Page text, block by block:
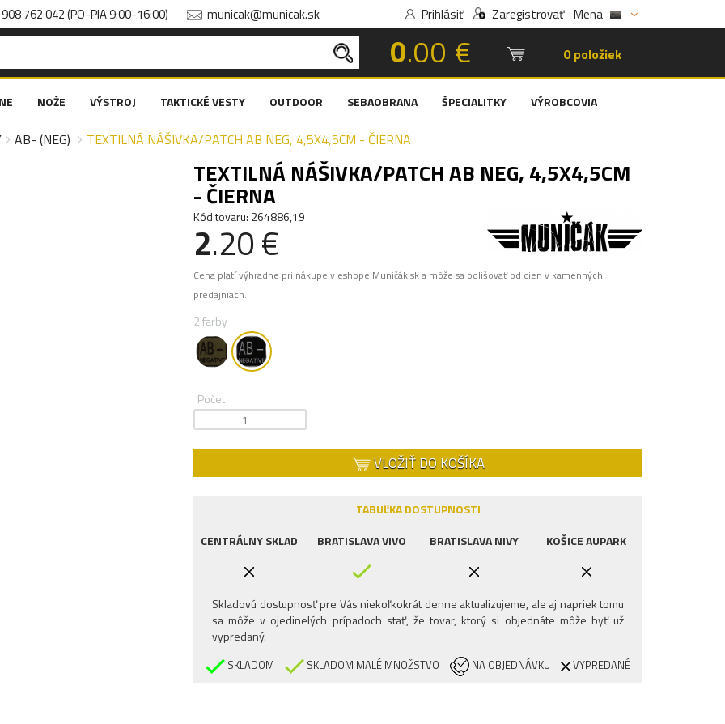
762 042 (PO-PIA 9:00-16:00) municak@municak.sk Prihlásiť Zaregistrovať Mena
0.00 € 0 položiek
NOŽE VÝSTROJ TAKTICKÉ VESTY OUTDOOR SEBAOBRANA ŠPECIALITKY VÝROBCOVIA
AB- (NEG) TEXTILNÁ NÁŠIVKA/PATCH AB NEG, 4,5X4,5CM - ČIERNA
TEXTILNÁ NÁŠIVKA/PATCH AB NEG, 4,5X4,5CM
- ČIERNA
Kód tovaru: 264886,19
2.20 €
Cena platí výhradne pri nákupe v eshope Muničák.sk a môže sa odlišovať od cien v kamenných
predajniach.
2 farby
Počet
VLOŽIŤ DO KOŠÍKA
TABUĽKA DOSTUPNOSTI
CENTRÁLNY SKLAD
BRATISLAVA VIVO BRATISLAVA NIVY KOŠICE AUPARK
Skladovú dostupnosť pre Vás niekoľkokrát denne aktualizujeme, ale aj napriek tomu
sa môže v ojedinelých prípadoch stať, že tovar, ktorý si objednáte môže byť už
vypredaný.
SKLADOM SKLADOM MALÉ MNOŽSTVO NA OBJEDNÁVKU VYPREDANÉ